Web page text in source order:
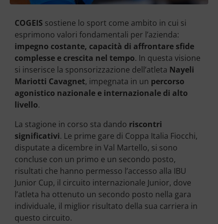
COGEIS sostiene lo sport come ambito in cui si
esprimono valori fondamentali per l’azienda:
impegno costante, capacità di affrontare sfide
complesse e crescita nel tempo. In questa visione
si inserisce la sponsorizzazione dell’atleta Nayeli
Mariotti Cavagnet, impegnata in un percorso
agonistico nazionale e internazionale di alto
livello.
La stagione in corso sta dando riscontri
significativi. Le prime gare di Coppa Italia Fiocchi,
disputate a dicembre in Val Martello, si sono
concluse con un primo e un secondo posto,
risultati che hanno permesso l’accesso alla IBU
Junior Cup, il circuito internazionale Junior, dove
l’atleta ha ottenuto un secondo posto nella gara
individuale, il miglior risultato della sua carriera in
questo circuito.